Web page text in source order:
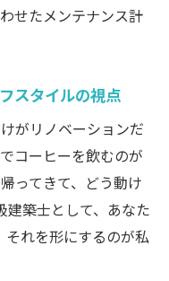
せたメンテナンス計
スタイルの視点
がリノベーションだ
コーヒーを飲むのが
ってきて、どう動け
建築士として、あなた
それを形にするのが私